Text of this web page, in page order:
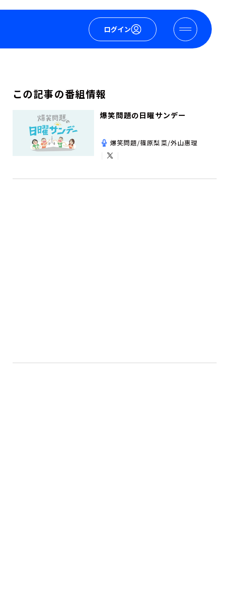
ログイン
この記事の番組情報
爆笑問題の日曜サンデー
爆笑問題/篠原梨菜/外山惠理